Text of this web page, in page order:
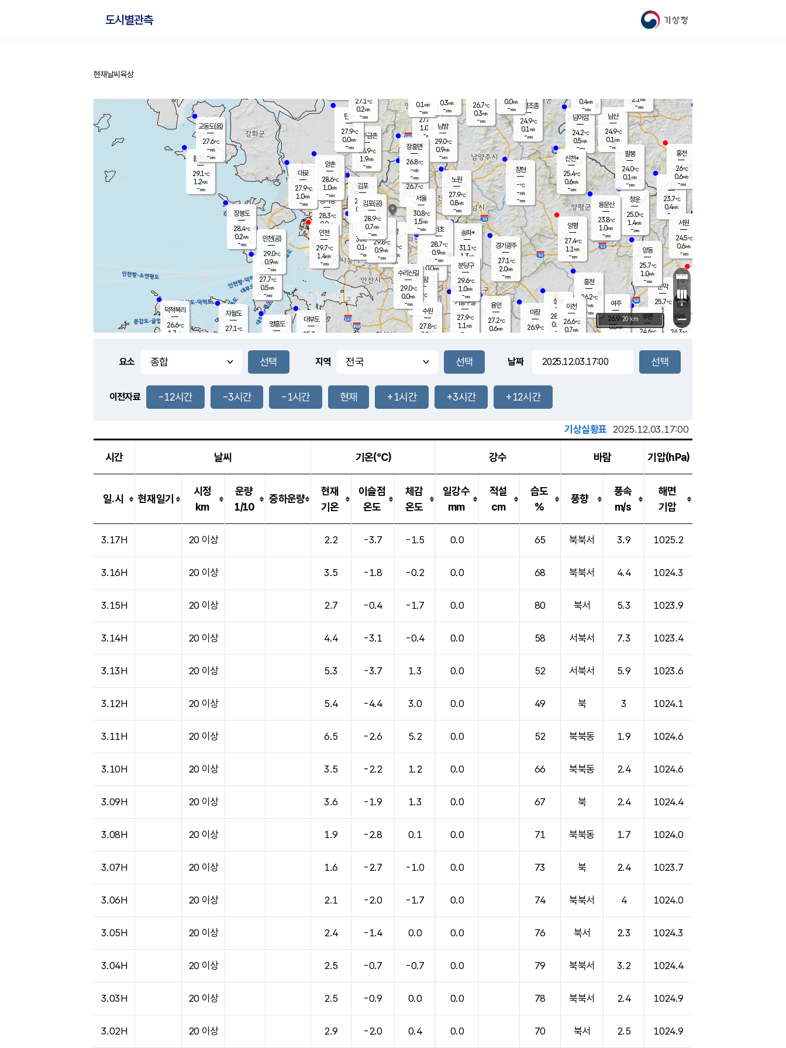
기상청
도시별관측
홈
현재날씨 육상
풍도
0.3m/s
문막
25.7℃
0.6m/s
mm
남이섬
24.2℃
0.5m/s
-mm
무의도
27.7℃
0.5m/s
-mm
영흥도
볼음도
29.1℃
1.2m/s
-mm
자월도
27.1℃
양주
27.6℃
1.0
-mm
부론
24.6℃
과천
26.7℃
0.0m/s
- mm
남산
24.9℃
0.1 m/s
-mm
장봉도
28.4℃
0.2m/s
-mm
-mm
청운
25.0℃
1.4m/s
-mm
팔봉
24.0℃
0.1 m/s
-mm
-mm
용인
27.2℃
0.6m/s
여주
26.9℃
0.5m/s
양동
25.7℃
1.0m/s
-mm
경기광주
27.1℃
2.0m/s
-mm
장호원
0.4m/s
-mm
26.4
℃
대부도
25.7
-
경서동
28.3℃
0.0m/s
-mm
파주금촌
28.9℃
1.9m/s
-mm
가평조종
24.9℃
0.1 m/s
-mm
26.7℃
0.3m/s
-mm
대곶
27.9℃
1.0m/s
-mm
신천*
25.4℃
0.6m/s
-mm
창현
-℃
-m/s
-mm
탄현
27.9℃
0.0m/s
-mm
0.0m/s
-mm
28.9℃
1.4m/s
-mm
흥천
26.2℃
-m/s
-mm
마장
26.9℃
의왕
- ℃
m/s
mm
김포
29.3℃
0.0 m/s
mm
설봉
28.5
0.5 m/s
- mm
광명
30.9 ℃
0.4 m/s
-mm
부천
30.8℃
0.1 m/s
-mm
-mm
양촌
28.6℃
1.0m/s
-mm
구로
29.8℃
0.9m/s
-mm
은평
26.7℃
0.3 m/s
- mm
노원
27.9℃
0.8m/s
-mm
송파*
31.1℃
1.3m/s
-mm
서초
28.7℃
0.9m/s
-mm
남방
29.0℃
0.9m/s
-mm
기흥구갈
27.9℃
1.1 m/s
-
수리산길
29.0℃
0.0m/s
-mm
분당구
29.6℃
1.0m/s
-mm
장흥면
26.8℃
-m/s
-mm
0.1 m/s
-mm
시동
23.7℃
0.4m/s
- mm
귀래
24.3℃
서원
24.5℃
0.6m/s
-mm
용문산
23.8℃
1.0m/s
-mm
덕적북리
26.6℃
1.7 m/s
인천(공)
29.0℃
0.9m/s
-mm
김포(공)
28.9℃
0.7m/s
-mm
교동도(음)
27.6℃
-m/s
-mm
홍천
26℃
0.6m/s
-mm
이천
26.6℃
0.7m/s
양평
27.4℃
1.1 m/s
-mm
수원
27.8℃
0.8 m/s
인천
29.7℃
1.4m/s
-mm
서울
30.8℃
1.5m/s
-mm
2.1 m/s
-mm
27.1℃
0.2m/s
-mm
0.3m/s
-mm
+
−
20 km
요소 지역 날짜
이전자료 -12시간 -3시간 -1시간 현재 +1시간 +3시간 +12시간
기상실황표 2025.12.03.17:00
시간 날씨 기온(℃) 강수 바람 기압(hPa)
일.시 현재일기
시정
km
운량
1/10
중하운량
현재
기온
이슬점
온도
체감
온도
일강수
mm
적설
cm
습도
%
풍향
풍속
m/s
해면
기압
3.17H 20 이상 2.2 -3.7 -1.5 0.0 65 북북서 3.9 1025.2
3.16H 20 이상 3.5 -1.8 -0.2 0.0 68 북북서 4.4 1024.3
3.15H 20 이상 2.7 -0.4 -1.7 0.0 80 북서 5.3 1023.9
3.14H 20 이상 4.4 -3.1 -0.4 0.0 58 서북서 7.3 1023.4
3.13H 20 이상 5.3 -3.7 1.3 0.0 52 서북서 5.9 1023.6
3.12H 20 이상 5.4 -4.4 3.0 0.0 49 북 3 1024.1
3.11H 20 이상 6.5 -2.6 5.2 0.0 52 북북동 1.9 1024.6
3.10H 20 이상 3.5 -2.2 1.2 0.0 66 북북동 2.4 1024.6
3.09H 20 이상 3.6 -1.9 1.3 0.0 67 북 2.4 1024.4
3.08H 20 이상 1.9 -2.8 0.1 0.0 71 북북동 1.7 1024.0
3.07H 20 이상 1.6 -2.7 -1.0 0.0 73 북 2.4 1023.7
3.06H 20 이상 2.1 -2.0 -1.7 0.0 74 북북서 4 1024.0
3.05H 20 이상 2.4 -1.4 0.0 0.0 76 북서 2.3 1024.3
3.04H 20 이상 2.5 -0.7 -0.7 0.0 79 북북서 3.2 1024.4
3.03H 20 이상 2.5 -0.9 0.0 0.0 78 북북서 2.4 1024.9
3.02H 20 이상 2.9 -2.0 0.4 0.0 70 북서 2.5 1024.9